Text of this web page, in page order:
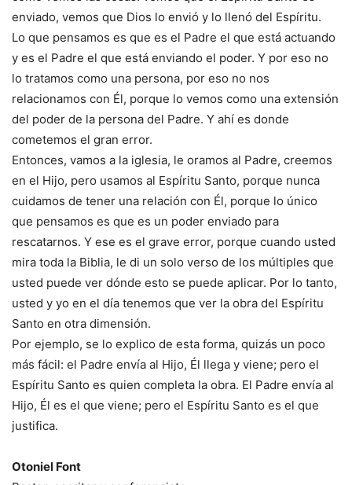
enviado, vemos que Dios lo envió y lo llenó del Espíritu.
Lo que pensamos es que es el Padre el que está actuando
y es el Padre el que está enviando el poder. Y por eso no
lo tratamos como una persona, por eso no nos
relacionamos con Él, porque lo vemos como una extensión
del poder de la persona del Padre. Y ahí es donde
cometemos el gran error.
Entonces, vamos a la iglesia, le oramos al Padre, creemos
en el Hijo, pero usamos al Espíritu Santo, porque nunca
cuidamos de tener una relación con Él, porque lo único
que pensamos es que es un poder enviado para
rescatarnos. Y ese es el grave error, porque cuando usted
mira toda la Biblia, le di un solo verso de los múltiples que
usted puede ver dónde esto se puede aplicar. Por lo tanto,
usted y yo en el día tenemos que ver la obra del Espíritu
Santo en otra dimensión.
Por ejemplo, se lo explico de esta forma, quizás un poco
más fácil: el Padre envía al Hijo, Él llega y viene; pero el
Espíritu Santo es quien completa la obra. El Padre envía al
Hijo, Él es el que viene; pero el Espíritu Santo es el que
justifica.
Otoniel Font